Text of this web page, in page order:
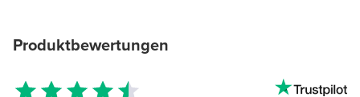
Produktbewertungen